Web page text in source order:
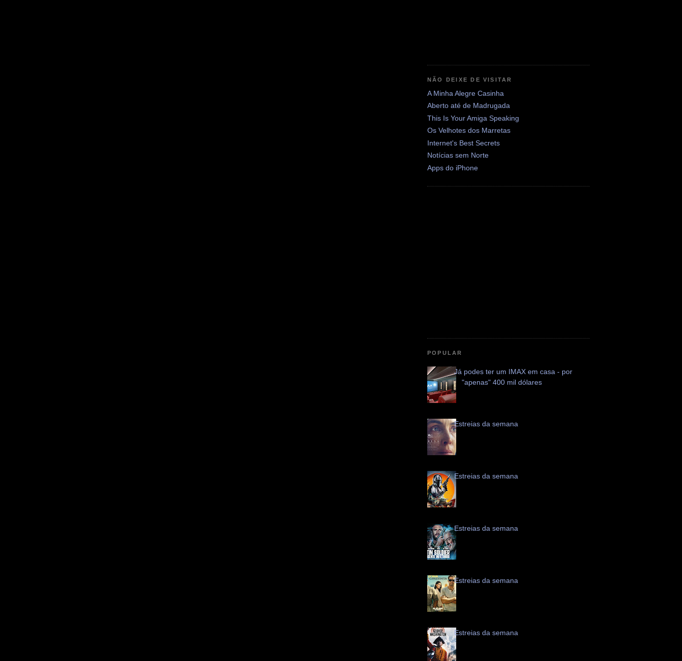
NÃO DEIXE DE VISITAR
A Minha Alegre Casinha
Aberto até de Madrugada
This Is Your Amiga Speaking
Os Velhotes dos Marretas
Internet's Best Secrets
Notícias sem Norte
Apps do iPhone
POPULAR
Já podes ter um IMAX em casa - por
"apenas" 400 mil dólares
Estreias da semana
Estreias da semana
Estreias da semana
Estreias da semana
Estreias da semana